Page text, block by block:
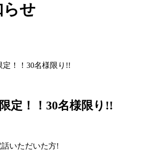
らせ
！！30名様限り!!
定！！30名様限り!!
いただいた方!